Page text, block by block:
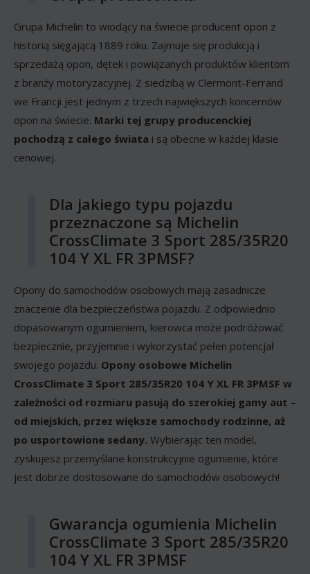
Grupa Michelin to wiodący na świecie producent opon z
historią sięgającą 1889 roku. Zajmuje się produkcją i
sprzedażą opon, dętek i powiązanych produktów klientom
z branży motoryzacyjnej. Z siedzibą w Clermont-Ferrand
we Francji jest jednym z trzech największych koncernów
opon na świecie. Marki tej grupy producenckiej
pochodzą z całego świata i są obecne w każdej klasie
cenowej.
Dla jakiego typu pojazdu
przeznaczone są Michelin
CrossClimate 3 Sport 285/35R20
104 Y XL FR 3PMSF?
Opony do samochodów osobowych mają zasadnicze
znaczenie dla bezpieczeństwa pojazdu. Z odpowiednio
dopasowanym ogumieniem, kierowca może podróżować
bezpiecznie, przyjemnie i wykorzystać pełen potencjał
swojego pojazdu. Opony osobowe Michelin
CrossClimate 3 Sport 285/35R20 104 Y XL FR 3PMSF w
zależności od rozmiaru pasują do szerokiej gamy aut –
od miejskich, przez większe samochody rodzinne, aż
po usportowione sedany. Wybierając ten model,
zyskujesz przemyślane konstrukcyjnie ogumienie, które
jest dobrze dostosowane do samochodów osobowych!
Gwarancja ogumienia Michelin
CrossClimate 3 Sport 285/35R20
104 Y XL FR 3PMSF